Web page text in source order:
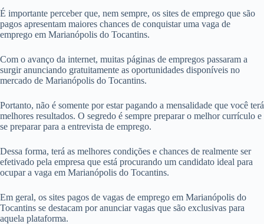
É importante perceber que, nem sempre, os sites de emprego que são
pagos apresentam maiores chances de conquistar uma vaga de
emprego em Marianópolis do Tocantins.
Com o avanço da internet, muitas páginas de empregos passaram a
surgir anunciando gratuitamente as oportunidades disponíveis no
mercado de Marianópolis do Tocantins.
Portanto, não é somente por estar pagando a mensalidade que você terá
melhores resultados. O segredo é sempre preparar o melhor currículo e
se preparar para a entrevista de emprego.
Dessa forma, terá as melhores condições e chances de realmente ser
efetivado pela empresa que está procurando um candidato ideal para
ocupar a vaga em Marianópolis do Tocantins.
Em geral, os sites pagos de vagas de emprego em Marianópolis do
Tocantins se destacam por anunciar vagas que são exclusivas para
aquela plataforma.